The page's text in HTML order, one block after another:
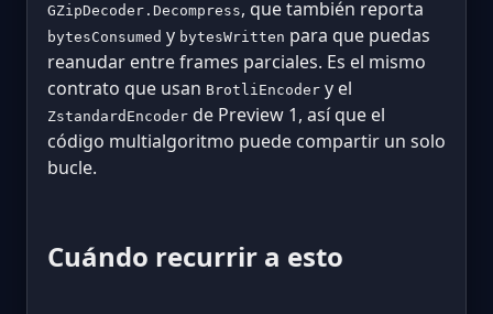
GZipDecoder.Decompress, que también reporta
bytesConsumed y bytesWritten para que puedas
reanudar entre frames parciales. Es el mismo
contrato que usan BrotliEncoder y el
ZstandardEncoder de Preview 1, así que el
código multialgoritmo puede compartir un solo
bucle.
Cuándo recurrir a esto